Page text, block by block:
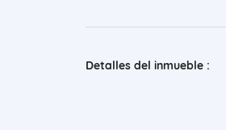
Detalles del inmueble :